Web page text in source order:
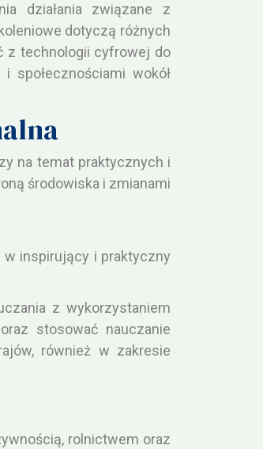
działania związane z
dotyczą różnych
z technologii cyfrowej do
społecznościami wokół
na temat praktycznych i
środowiska i zmianami
inspirujący i praktyczny
z wykorzystaniem
stosować nauczanie
również w zakresie
rolnictwem oraz